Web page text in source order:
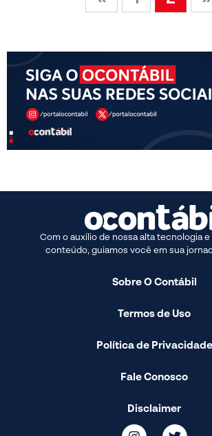
Com o auxílio de nossa alta tecnologia
conteúdo, guiamos você em sua
Sobre O Contábil
Termos de Uso
Política de Privacidade
Fale Conosco
Disclaimer